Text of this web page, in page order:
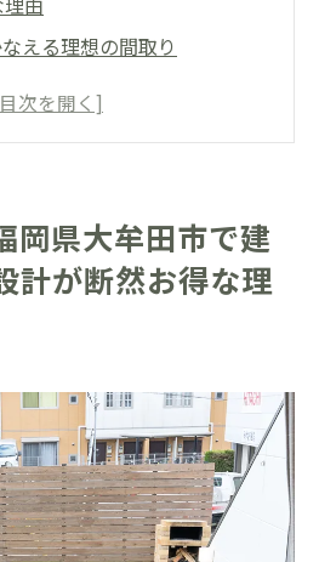
える理想の間取り
なプランニングの魅力
スト比較
する自由設計の魅力とその
びのポイント
づくりへの取り組み
ではのサポート体制
信頼性
岡県大牟田市で建
計が断然お得な理